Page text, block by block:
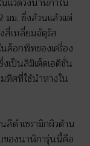
แวดวงนาฬิกาใน
มม. ซึ่งล้วนแล้วแต่
สี่เหลี่ยมจัตุรัส
อกพิทของเครื่อง
เป็นลิมิเต็ดเอดิชั่น
ทิศที่ใช้นำทางใน
สีดำเซรามิกผิวด้าน
ของนาฬิการุ่นนี้คือ